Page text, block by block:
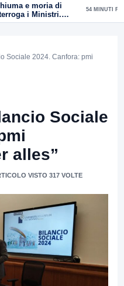
e moria di
i Ministri.
del
54 MINUTI FA
Sociale 2024. Canfora: pmi
Sociale
alles”
VISTO 317 VOLTE